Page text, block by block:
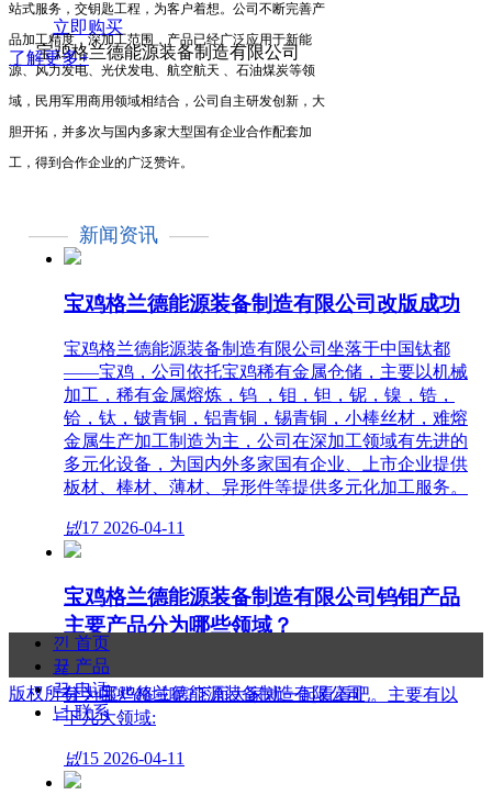
立即购买
站式服务，交钥匙工程，为客户着想。公司不断完善产
品加工精度，深加工范围，产品已经广泛应用于新能
源、风力发电、光伏发电、航空航天 、石油煤炭等领
域，民用军用商用领域相结合，公司自主研发创新，大
胆开拓，并多次与国内多家大型国有企业合作配套加
工，得到合作企业的广泛赞许。
宝鸡格兰德能源装备制造有限公司
了解更多+
—— 新闻资讯 ——
宝鸡格兰德能源装备制造有限公司改版成功
宝鸡格兰德能源装备制造有限公司坐落于中国钛都
——宝鸡，公司依托宝鸡稀有金属仓储，主要以机械
加工，稀有金属熔炼，钨 ，钼，钽，铌，镍，锆，
铪，钛，铍青铜，铝青铜，锡青铜，小棒丝材，难熔
金属生产加工制造为主，公司在深加工领域有先进的
多元化设备，为国内外多家国有企业、上市企业提供
板材、棒材、薄材、异形件等提供多元化加工服务。
넶17 2026-04-11
宝鸡格兰德能源装备制造有限公司钨钼产品
主要产品分为哪些领域？
宝鸡格兰德能源装备制造有限公司钨钼制品主要产品
分为哪些领域呢?下面大家就一起看看吧。主要有以
下几大领域:
넶15 2026-04-11
낀 首页
뀵 产品
끅 电话
넙 联系
版权所有： 宝鸡格兰德能源装备制造有限公司